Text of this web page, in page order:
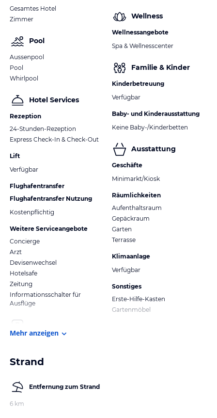
Gesamtes Hotel
Zimmer
Pool
Aussenpool
Pool
Whirlpool
Hotel Services
Rezeption
24-Stunden-Rezeption
Express Check-In & Check-Out
Lift
Verfügbar
Flughafentransfer
Flughafentransfer Nutzung
Kostenpflichtig
Weitere Serviceangebote
Concierge
Arzt
Devisenwechsel
Hotelsafe
Zeitung
Informationsschalter für
Ausflüge
Wellness
Wellnessangebote
Spa & Wellnesscenter
Familie & Kinder
Kinderbetreuung
Verfügbar
Baby- und Kinderausstattung
Keine Baby-/Kinderbetten
Ausstattung
Geschäfte
Minimarkt/Kiosk
Räumlichkeiten
Aufenthaltsraum
Gepäckraum
Garten
Terrasse
Klimaanlage
Verfügbar
Sonstiges
Erste-Hilfe-Kasten
Gartenmöbel
Mehr anzeigen
Strand
Entfernung zum Strand
6 km